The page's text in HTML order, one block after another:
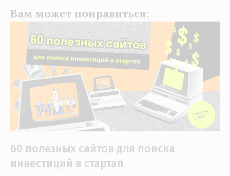
Вам может понравиться:
60 полезных сайтов для поиска
инвестиций в стартап